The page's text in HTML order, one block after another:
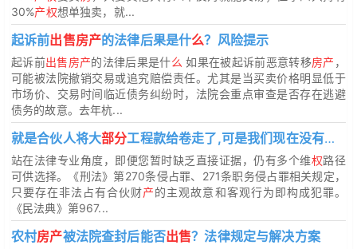
30%产权想单独卖，就...
起诉前出售房产的法律后果是什么？风险提示
起诉前出售房产的法律后果是什么 如果在被起诉前恶意转移房产 ，
可能被法院撤销交易或追究赔偿责任。尤其是当买卖价格明显低于
市场价、交易时间临近债务纠纷时，法院会重点审查是否存在逃避
债务的故意。去年杭...
就是合伙人将大部分工程款给卷走了,可是我们现在没有足够的证据
站在法律专业角度，即便您暂时缺乏直接证据，仍有多个维权路径
可供选择。《刑法》第270条侵占罪、271条职务侵占罪相关规定，
只要存在非法占有合伙财产的主观故意和客观行为即构成犯罪。
《民法典》第967...
农村房产被法院查封后能否出售？法律规定与解决方案